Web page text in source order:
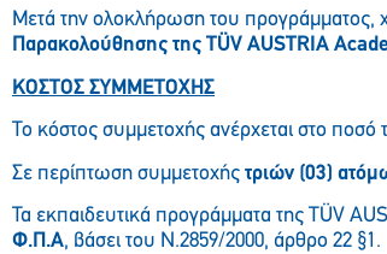
Μετά την ολοκλήρωση του προγράμματος,
Παρακολούθησης της TÜV AUSTRIA
ΚΟΣΤΟΣ ΣΥΜΜΕΤΟΧΗΣ
Το κόστος συμμετοχής ανέρχεται στο ποσό
Σε περίπτωση συμμετοχής τριών (03)
Τα εκπαιδευτικά προγράμματα της TÜV
Φ.Π.Α, βάσει του Ν.2859/2000, άρθρο 22 §1.